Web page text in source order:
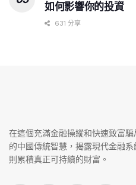
如何影響你的投資
631 分享
在這個充滿金融操縱和快速致富
的中國傳統智慧，揭露現代金融
則累積真正可持續的財富。